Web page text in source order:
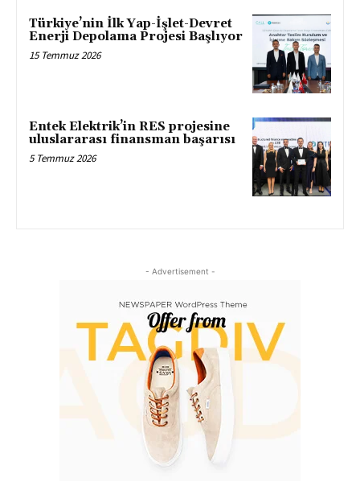
Türkiye’nin İlk Yap-İşlet-Devret
Enerji Depolama Projesi Başlıyor
15 Temmuz 2026
Entek Elektrik’in RES projesine
uluslararası finansman başarısı
5 Temmuz 2026
- Advertisement -